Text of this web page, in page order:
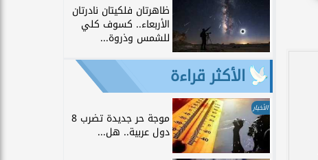
ظاهرتان فلكيتان نادرتان
الأربعاء.. كسوف كلي
للشمس وذروة...
الأكثر قراءة
الأخبار
موجة حر جديدة تضرب 8
دول عربية.. هل...